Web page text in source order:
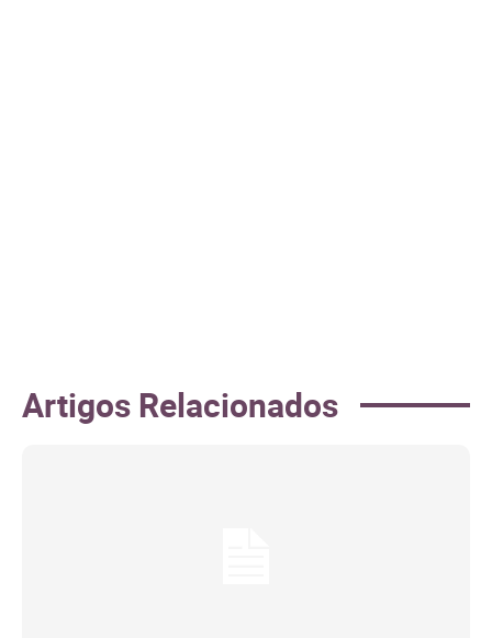
Artigos Relacionados